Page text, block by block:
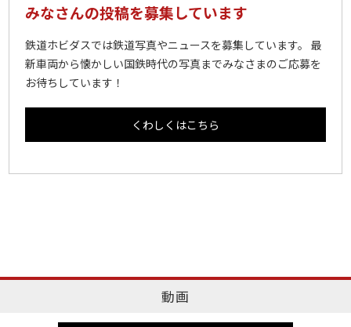
みなさんの投稿を募集しています
鉄道ホビダスでは鉄道写真やニュースを募集しています。 最
新車両から懐かしい国鉄時代の写真までみなさまのご応募を
お待ちしています！
くわしくはこちら
動画